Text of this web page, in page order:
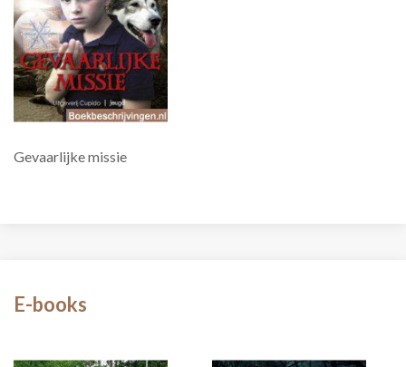
Gevaarlijke missie
E-books